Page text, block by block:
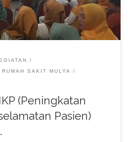
SAKIT MULYA
(Peningkatan
Pasien)